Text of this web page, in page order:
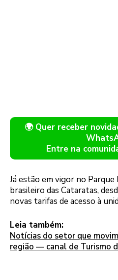
🌍 Quer receber
Entre na
Já estão em vigor no
brasileiro das Cataratas,
novas tarifas de acesso à
Leia também:
Notícias do setor que
região — canal de Turismo